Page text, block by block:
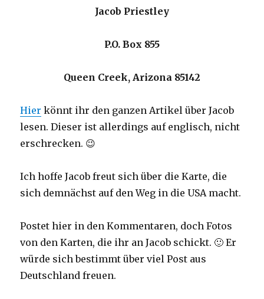
Jacob Priestley
P.O. Box 855
Queen Creek, Arizona 85142
Hier könnt ihr den ganzen Artikel über Jacob
lesen. Dieser ist allerdings auf englisch, nicht
erschrecken. 😉
Ich hoffe Jacob freut sich über die Karte, die
sich demnächst auf den Weg in die USA macht.
Postet hier in den Kommentaren, doch Fotos
von den Karten, die ihr an Jacob schickt. 🙂 Er
würde sich bestimmt über viel Post aus
Deutschland freuen.